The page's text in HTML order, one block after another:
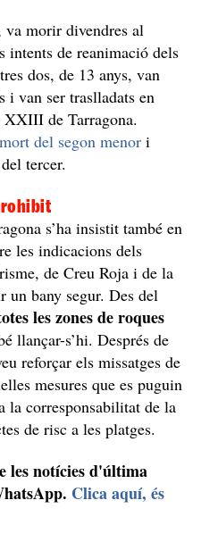
va morir divendres al
de reanimació dels
dos, de 13 anys, van
i van ser traslladats en
XXIII de Tarragona.
del segon menor i
tercer.
s’ha insistit també en
les indicacions dels
de Creu Roja i de la
un bany segur. Des del
les zones de roques
llançar-s’hi. Després de
reforçar els missatges de
mesures que es puguin
la corresponsabilitat de la
de risc a les platges.
les notícies d'última
Clica aquí, és